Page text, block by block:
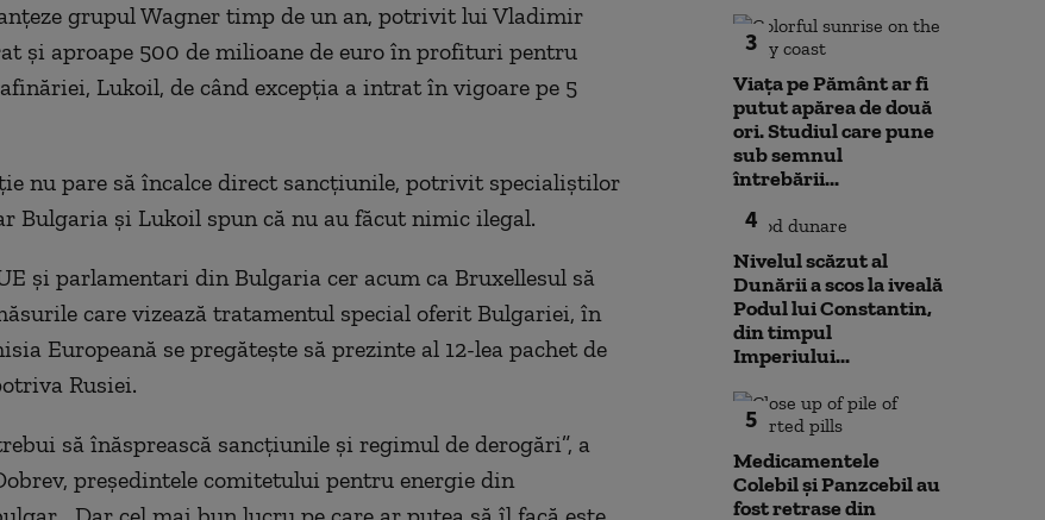
grupul Wagner timp de un an, potrivit lui Vladimir
și aproape 500 de milioane de euro în profituri pentru
Lukoil, de când excepția a intrat în vigoare pe 5
nu pare să încalce direct sancțiunile, potrivit specialiștilor
Bulgaria și Lukoil spun că nu au făcut nimic ilegal.
și parlamentari din Bulgaria cer acum ca Bruxellesul să
care vizează tratamentul special oferit Bulgariei, în
Europeană se pregătește să prezinte al 12-lea pachet de
Rusiei.
să înăsprească sancțiunile și regimul de derogări”, a
președintele comitetului pentru energie din
3
Viața pe Pământ ar fi
putut apărea de două
ori. Studiul care pune
sub semnul
întrebării...
4
Nivelul scăzut al
Dunării a scos la iveală
Podul lui Constantin,
din timpul
Imperiului...
5
Medicamentele
Colebil și Panzcebil au
fost retrase din